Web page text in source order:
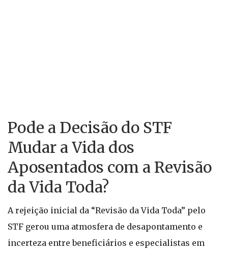
Pode a Decisão do STF
Mudar a Vida dos
Aposentados com a Revisão
da Vida Toda?
A rejeição inicial da “Revisão da Vida Toda” pelo
STF gerou uma atmosfera de desapontamento e
incerteza entre beneficiários e especialistas em